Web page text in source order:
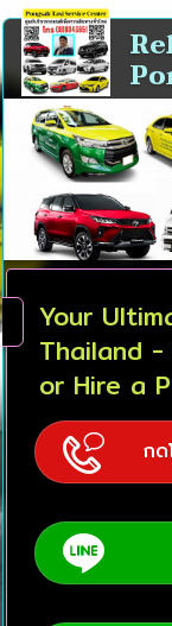
Your
Thailand -
or Hire a
ก